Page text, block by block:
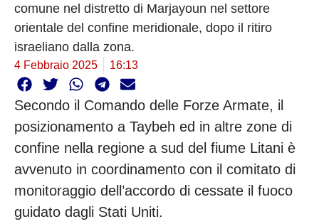
comune nel distretto di Marjayoun nel settore
orientale del confine meridionale, dopo il ritiro
israeliano dalla zona.
4 Febbraio 2025 16:13
Secondo il Comando delle Forze Armate, il
posizionamento a Taybeh ed in altre zone di
confine nella regione a sud del fiume Litani è
avvenuto in coordinamento con il comitato di
monitoraggio dell’accordo di cessate il fuoco
guidato dagli Stati Uniti.